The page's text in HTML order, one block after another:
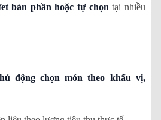
bán phần hoặc tự chọn tại nhiều
động chọn món theo khẩu vị,